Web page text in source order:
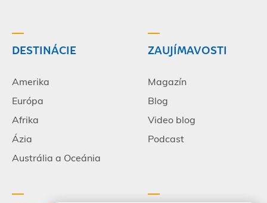
DESTINÁCIE
Amerika
Európa
Afrika
Ázia
Austrália a Oceánia
ZAUJÍMAVOSTI
Magazín
Blog
Video blog
Podcast